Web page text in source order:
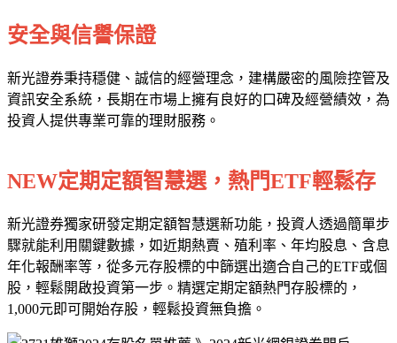
安全與信譽保證
新光證券秉持穩健、誠信的經營理念，建構嚴密的風險控管及
資訊安全系統，長期在市場上擁有良好的口碑及經營績效，為
投資人提供專業可靠的理財服務。
NEW定期定額智慧選，熱門ETF輕鬆存
新光證券獨家研發定期定額智慧選新功能，投資人透過簡單步
驟就能利用關鍵數據，如近期熱賣、殖利率、年均股息、含息
年化報酬率等，從多元存股標的中篩選出適合自己的ETF或個
股，輕鬆開啟投資第一步。精選定期定額熱門存股標的，
1,000元即可開始存股，輕鬆投資無負擔。